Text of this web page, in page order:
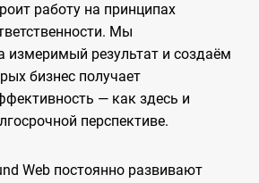
работу на принципах
Мы
измеримый результат и создаём
бизнес получает
— как здесь и
перспективе.
Web постоянно развивают